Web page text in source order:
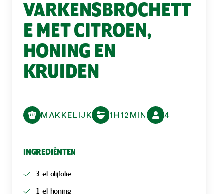
VARKENSBROCHETT
E MET CITROEN,
HONING EN
KRUIDEN
MAKKELIJK 1H12MIN 4
INGREDIËNTEN
3 el olijfolie
1 el honing